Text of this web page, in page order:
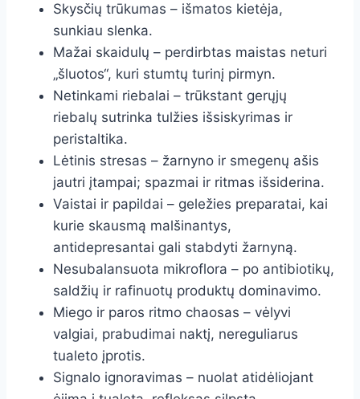
Skysčių trūkumas – išmatos kietėja,
sunkiau slenka.
Mažai skaidulų – perdirbtas maistas neturi
„šluotos“, kuri stumtų turinį pirmyn.
Netinkami riebalai – trūkstant gerųjų
riebalų sutrinka tulžies išsiskyrimas ir
peristaltika.
Lėtinis stresas – žarnyno ir smegenų ašis
jautri įtampai; spazmai ir ritmas išsiderina.
Vaistai ir papildai – geležies preparatai, kai
kurie skausmą malšinantys,
antidepresantai gali stabdyti žarnyną.
Nesubalansuota mikroflora – po antibiotikų,
saldžių ir rafinuotų produktų dominavimo.
Miego ir paros ritmo chaosas – vėlyvi
valgiai, prabudimai naktį, nereguliarus
tualeto įprotis.
Signalo ignoravimas – nuolat atidėliojant